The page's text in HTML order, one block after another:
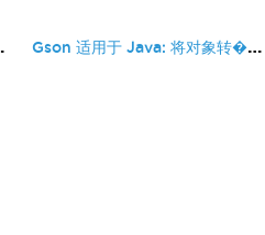
Gson 适用于 Java: 将对象转�...